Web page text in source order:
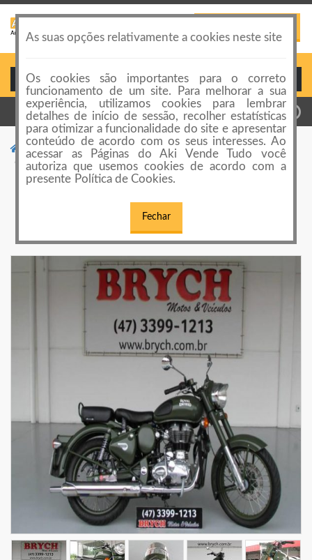
navigation
Login ou Cadastro
Motos
Royal Enfield - Classic Battle Green C 500 Abs 2017/2017
Royal Enfield - Classic Battle Green C 500
As suas opções relativamente a cookies neste site
Os cookies são importantes para o correto
funcionamento de um site. Para melhorar a sua
experiência, utilizamos cookies para lembrar
detalhes de início de sessão, recolher estatísticas
para otimizar a funcionalidade do site e apresentar
conteúdo de acordo com os seus interesses. Ao
acessar as Páginas do Aki Vende Tudo você
autoriza que usemos cookies de acordo com a
presente Política de Cookies.
Fechar